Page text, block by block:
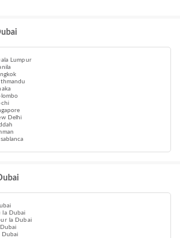
Lumpur
Delhi
la Dubai
la Dubai
Dubai